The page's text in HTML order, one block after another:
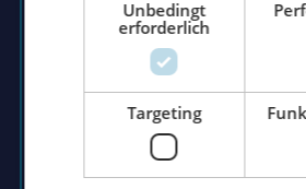
Haben Sie Fragen zu
und Dienstleistungen?
was wir für Sie tun können?
vereinbaren wir mit Ihnen
ein persönliches
Unbedingt
erforderlich
Targeting